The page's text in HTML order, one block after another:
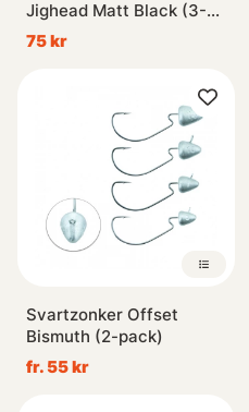
Jighead Matt Black (3-
pack)
75 kr
Svartzonker Offset
Bismuth (2-pack)
fr. 55 kr